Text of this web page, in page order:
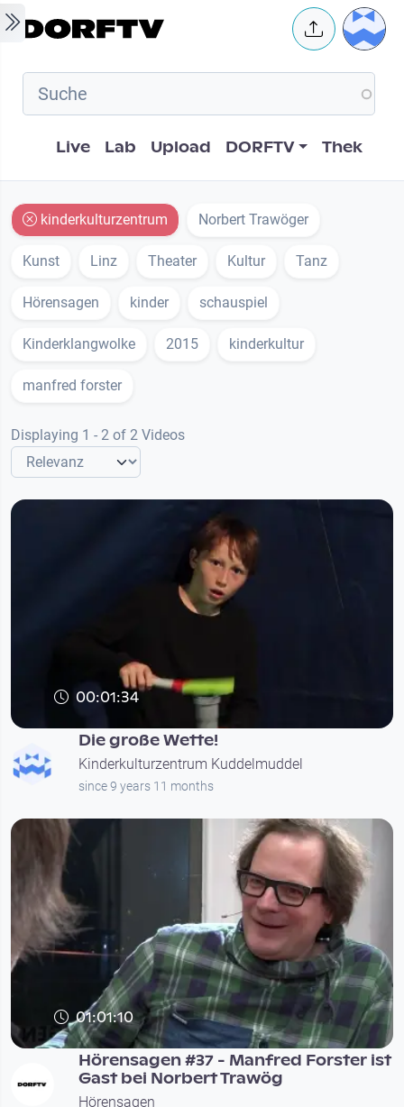
Skip to main content User
Hauptnavigation
Live Lab Upload DORFTV Thek
kinderkulturzentrum Norbert Trawöger
Kunst Linz Theater Kultur Tanz
Hörensagen kinder schauspiel
Kinderklangwolke 2015 kinderkultur
manfred forster
Displaying 1 - 2 of 2 Videos
00:01:34
Die große Wette!
Kinderkulturzentrum Kuddelmuddel
since 9 years 11 months
01:01:10
Hörensagen #37 - Manfred Forster ist
Gast bei Norbert Trawög
Hörensagen